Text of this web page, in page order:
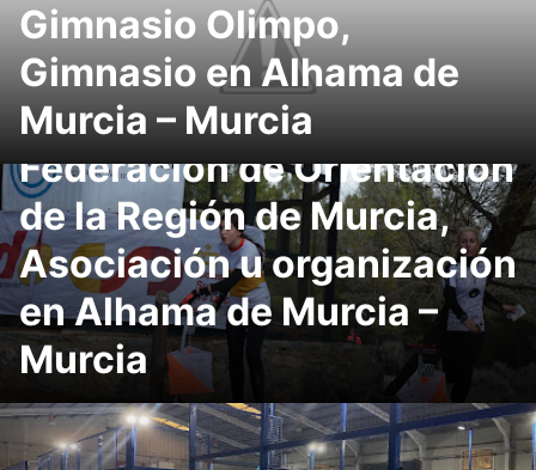
Gimnasio Olimpo,
Gimnasio en Alhama de
Murcia – Murcia
Federación de Orientación
de la Región de Murcia,
Asociación u organización
en Alhama de Murcia –
Murcia